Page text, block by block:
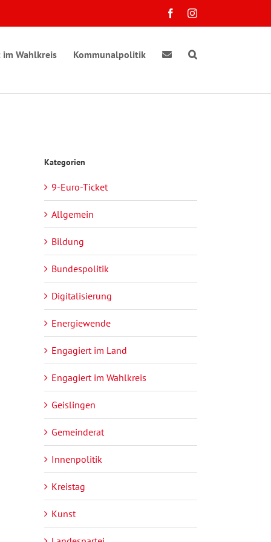
FacebookInstagram
im Wahlkreis Kommunalpolitik
Kategorien
9-Euro-Ticket
Allgemein
Bildung
Bundespolitik
Digitalisierung
Energiewende
Engagiert im Land
Engagiert im Wahlkreis
Geislingen
Gemeinderat
Innenpolitik
Kreistag
Kunst